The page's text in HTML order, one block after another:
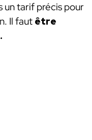
un tarif précis pour
Il faut être